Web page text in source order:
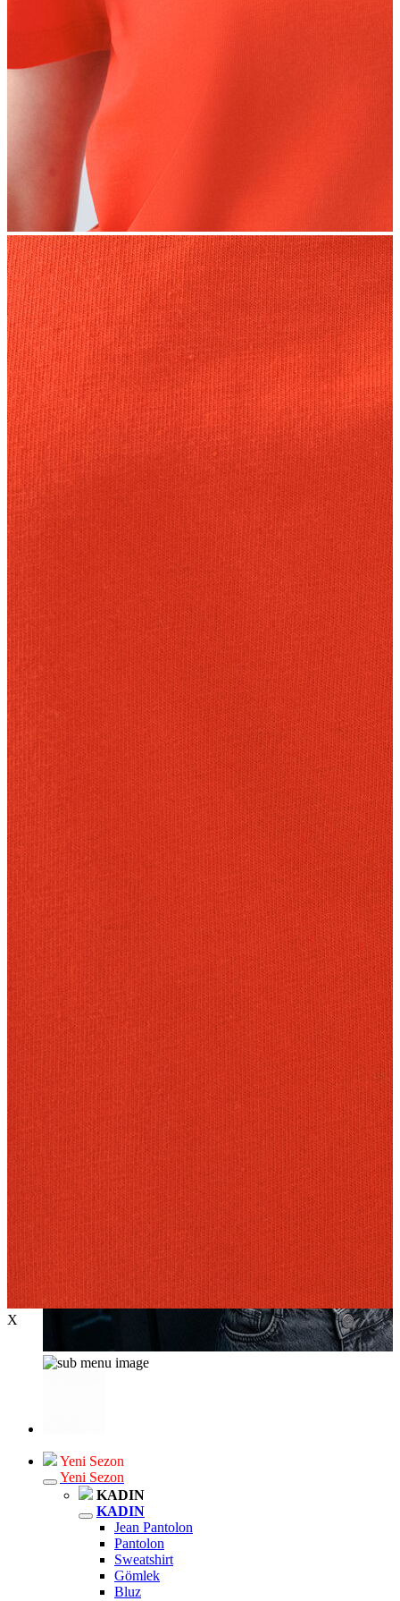
İndirimdekiler
Ceket
Hırka
Kaban
Kazak
Mont
Pantolon
Sweatshırt
Gömlek
T-shirt
Elbise
Etek
Atlet
Tayt
Tulum
Bluz
Eşofman Altı
Şort
Yelek
Yağmurluk
Erkek
Ceket
Kaban
Kazak
Pantolon
Sweatshirt
Gömlek
T-shirt
Atlet
Deniz Şortu
Eşofman Altı
Mont
Yeni Sezon
Yeni Sezon
KADIN
KADIN
Jean Pantolon
Pantolon
Sweatshirt
Gömlek
Bluz
X